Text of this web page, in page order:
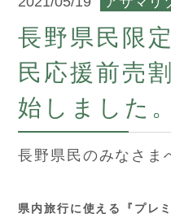
長野県民限
民応援前売
始しました。
長野県民のみなさま
県内旅行に使える『プレ